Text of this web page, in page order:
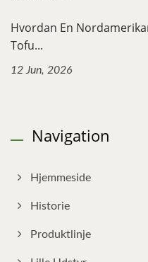
Hvordan En
Tofu...
12 Jun, 2026
Navigation
Hjemmeside
Historie
Produktlinje